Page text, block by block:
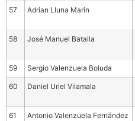
57 Adrian Lluna Marin
58 José Manuel Batalla
59 Sergio Valenzuela Boluda
60 Daniel Uriel Vilamala
61 Antonio Valenzuela Fernández